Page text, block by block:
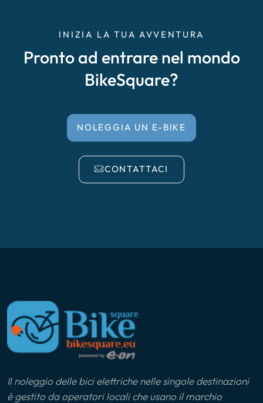
INIZIA LA TUA AVVENTURA
Pronto ad entrare nel mondo
BikeSquare?
NOLEGGIA UN E-BIKE
CONTATTACI
Il noleggio delle bici elettriche nelle singole destinazioni
è gestito da operatori locali che usano il marchio